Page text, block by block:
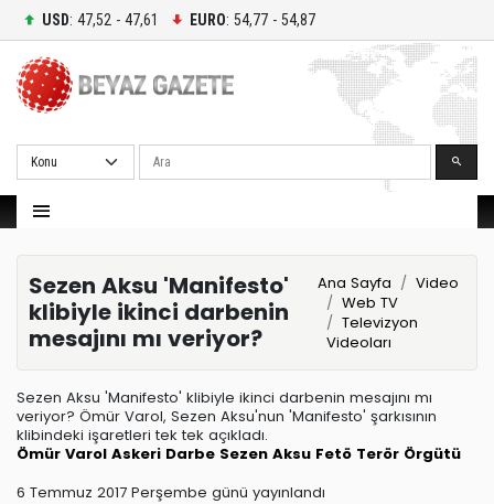
USD: 47,52 - 47,61 EURO: 54,77 - 54,87
Ara
Sezen Aksu 'Manifesto'
klibiyle ikinci darbenin
mesajını mı veriyor?
Ana Sayfa
Video
Web TV
Televizyon
Videoları
Sezen Aksu 'Manifesto' klibiyle ikinci darbenin mesajını mı
veriyor? Ömür Varol, Sezen Aksu'nun 'Manifesto' şarkısının
klibindeki işaretleri tek tek açıkladı.
Ömür Varol Askeri Darbe Sezen Aksu Fetö Terör Örgütü
6 Temmuz 2017 Perşembe günü yayınlandı